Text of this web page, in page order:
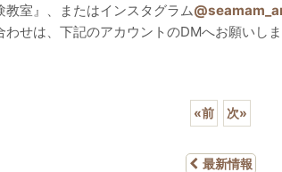
室』、またはインスタグラム
せは、下記のアカウントのDMへお願いしま
«前 次»
最新情報